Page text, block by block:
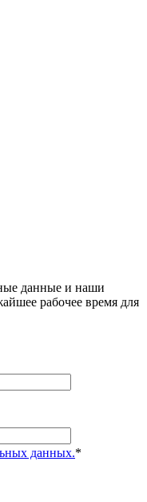
данные и наши
рабочее время для
данных.*